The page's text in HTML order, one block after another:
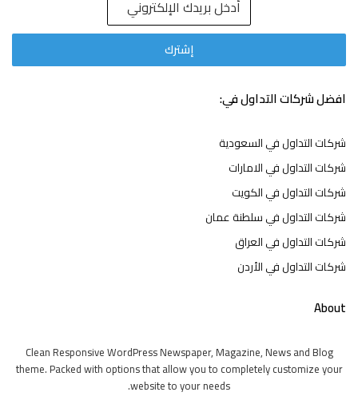
افضل شركات التداول في:
شركات التداول في السعودية
شركات التداول في الامارات
شركات التداول في الكويت
شركات التداول في سلطنة عمان
شركات التداول في العراق
شركات التداول في الأردن
About
Clean Responsive WordPress Newspaper, Magazine, News and Blog
theme. Packed with options that allow you to completely customize your
website to your needs.